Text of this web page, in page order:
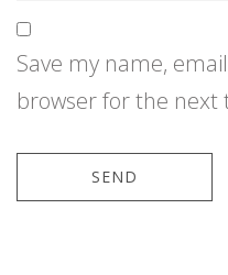
Save my name,
browser for the next